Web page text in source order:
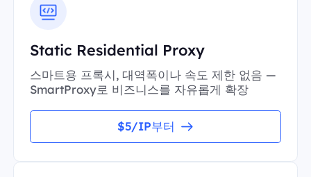
Static Residential Proxy
스마트용 프록시, 대역폭이나 속도 제한 없음 —
SmartProxy로 비즈니스를 자유롭게 확장
$5/IP부터